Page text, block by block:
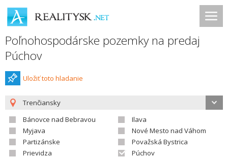
Poľnohospodárske pozemky na predaj
Púchov
Uložiť toto hladanie
Trenčiansky
Bánovce nad Bebravou
Ilava
Myjava
Nové Mesto nad Váhom
Partizánske
Považská Bystrica
Prievidza
Púchov